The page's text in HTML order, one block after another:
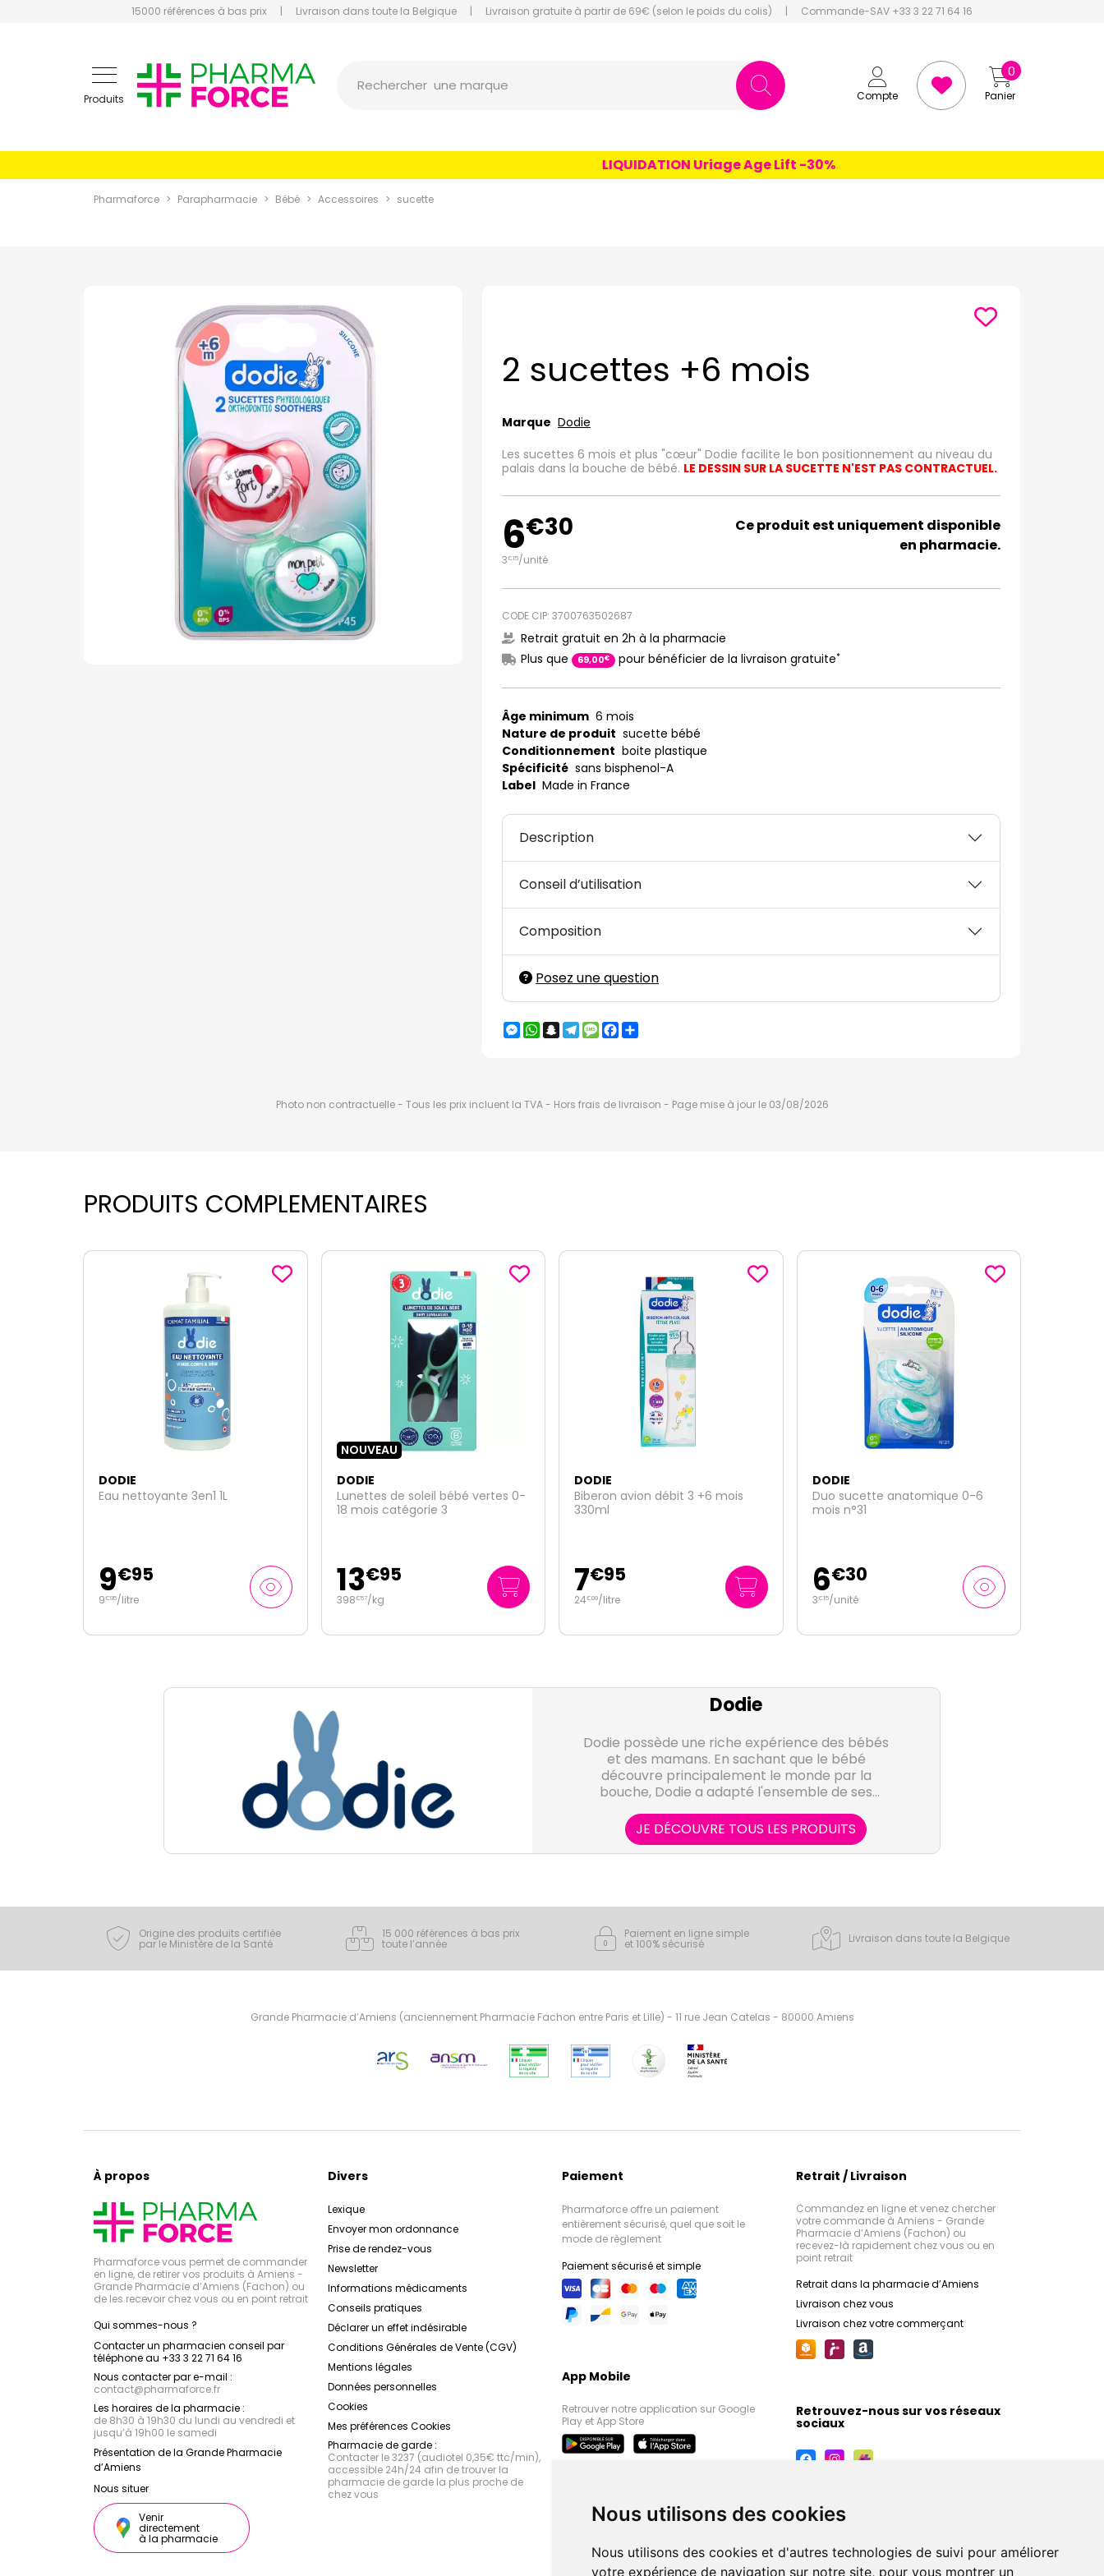
Nous utilisons des cookies
Nous utilisons des cookies et d'autres technologies de suivi pour améliorer
votre expérience de navigation sur notre site, pour vous montrer un
15000 références à bas prix | Livraison dans toute la Belgique | Livraison gratuite à partir de 69€ (selon le poids du colis) | Commande-SAV +33 3 22 71 64 16
Produits Compte Panier
0
Rechercher
LIQUIDATION Uriage Age Lift -30%
Pharmaforce Parapharmacie Bébé Accessoires sucette
2 sucettes +6 mois
Marque Dodie
Les sucettes 6 mois et plus "cœur" Dodie facilite le bon positionnement au niveau du
palais dans la bouche de bébé. LE DESSIN SUR LA SUCETTE N'EST PAS CONTRACTUEL.
6€30
3€15/unité
Ce produit est uniquement disponible
en pharmacie.
CODE CIP: 3700763502687
Retrait gratuit en 2h à la pharmacie
Plus que
69,00€ pour bénéficier de la livraison gratuite*
Âge minimum 6 mois
Nature de produit sucette bébé
Conditionnement boite plastique
Spécificité sans bisphenol-A
Label Made in France
Description
Conseil d’utilisation
Composition
Posez une question
Messenger
WhatsApp
Snapchat
Telegram
MessageFacebook
Photo non contractuelle - Tous les prix incluent la TVA - Hors frais de livraison - Page mise à jour le 03/08/2026
PRODUITS COMPLEMENTAIRES
DODIE
Lunettes de soleil bébé vertes 0-
13€95
398€57/kg
DODIE
Biberon avion débit 3 +6 mois
330ml
7€95
24€09/litre
DODIE
Duo sucette anatomique 0-6
mois n°31
6€30
3€15/unité
DODIE
2 sucettes anatomiques +6 mois
Girly
6€30
3€15/unité
Dodie
Dodie possède une riche expérience des bébés
et des mamans. En sachant que le bébé
découvre principalement le monde par la
bouche, Dodie a adapté l'ensemble de ses
développement est essentielle.
JE DÉCOUVRE TOUS LES PRODUITS
Origine des produits certifiée
par le Ministère de la Santé
15 000 références à bas prix
toute l’année
Paiement en ligne simple
et 100% sécurisé Livraison dans toute la Belgique
Grande Pharmacie d’Amiens (anciennement Pharmacie Fachon entre Paris et Lille) - 11 rue Jean Catelas - 80000 Amiens
À propos
Pharmaforce vous permet de commander
en ligne, de retirer vos produits à Amiens -
Grande Pharmacie d’Amiens (Fachon) ou
de les recevoir chez vous ou en point retrait
Qui sommes-nous ?
Contacter un pharmacien conseil par
téléphone au +33 3 22 71 64 16
Nous contacter par e-mail :
contact@pharmaforce.fr
Les horaires de la pharmacie :
de 8h30 à 19h30 du lundi au vendredi et
jusqu’à 19h00 le samedi
Présentation de la Grande Pharmacie
d’Amiens
Nous situer
Venir
directement
à la pharmacie
Divers
Lexique
Envoyer mon ordonnance
Prise de rendez-vous
Newsletter
Informations médicaments
Conseils pratiques
Déclarer un effet indésirable
Conditions Générales de Vente (CGV)
Mentions légales
Données personnelles
Cookies
Mes préférences Cookies
Pharmacie de garde :
Contacter le 3237 (audiotel 0,35€ ttc/min),
accessible 24h/24 afin de trouver la
pharmacie de garde la plus proche de
chez vous
Paiement
Pharmaforce offre un paiement
entièrement sécurisé, quel que soit le
mode de règlement
Paiement sécurisé et simple
App Mobile
Retrouver notre application sur Google
Play et App Store
Retrait / Livraison
Commandez en ligne et venez chercher
votre commande à Amiens - Grande
Pharmacie d’Amiens (Fachon) ou
recevez-là rapidement chez vous ou en
point retrait
Retrait dans la pharmacie d’Amiens
Livraison chez vous
Livraison chez votre commerçant
Retrouvez-nous sur vos réseaux
sociaux